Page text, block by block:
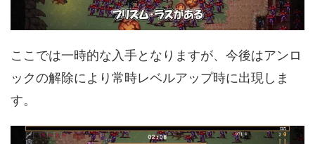
ここでは一時的な入手となりますが、今後はアンロ
ックの解除により常時レベルアップ時に出現しま
す。